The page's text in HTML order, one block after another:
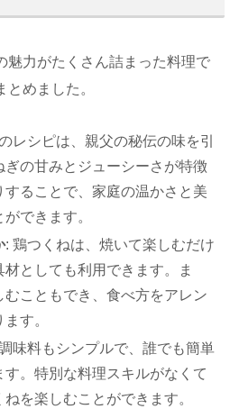
魅力がたくさん詰まった料理で
めました。
レシピは、親父の秘伝の味を引
ぎの甘みとジューシーさが特徴
することで、家庭の温かさと美
できます。
: 鶏つくねは、焼いて楽しむだけ
としても利用できます。ま
むこともでき、食べ方をアレン
す。
味料もシンプルで、誰でも簡単
。特別な料理スキルがなくて
を楽しむことができます。